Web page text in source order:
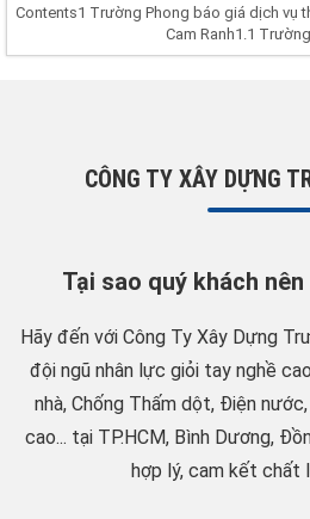
Contents1 Trường Phong báo giá dịch vụ
Cam Ranh1.1
CÔNG TY XÂY DỰNG
Tại sao quý khách
Hãy đến với Công Ty Xây Dựng
đội ngũ nhân lực giỏi tay nghề
nhà, Chống Thấm dột, Điện
cao... tại TP.HCM, Bình Dương,
hợp lý, cam kết chất